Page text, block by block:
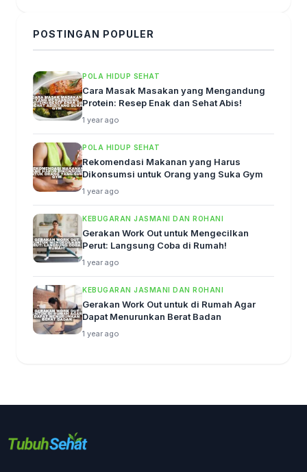
POSTINGAN POPULER
POLA HIDUP SEHAT
Cara Masak Masakan yang Mengandung
Protein: Resep Enak dan Sehat Abis!
1 year ago
POLA HIDUP SEHAT
Rekomendasi Makanan yang Harus
Dikonsumsi untuk Orang yang Suka Gym
1 year ago
KEBUGARAN JASMANI DAN ROHANI
Gerakan Work Out untuk Mengecilkan
Perut: Langsung Coba di Rumah!
1 year ago
KEBUGARAN JASMANI DAN ROHANI
Gerakan Work Out untuk di Rumah Agar
Dapat Menurunkan Berat Badan
1 year ago